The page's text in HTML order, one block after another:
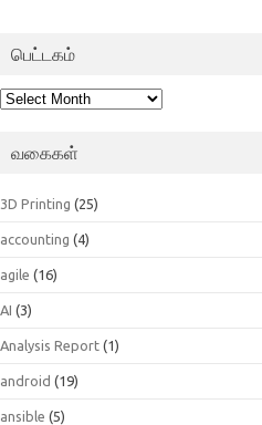
பெட்டகம்
பெட்டகம்
வகைகள்
3D Printing (25)
accounting (4)
agile (16)
AI (3)
Analysis Report (1)
android (19)
ansible (5)